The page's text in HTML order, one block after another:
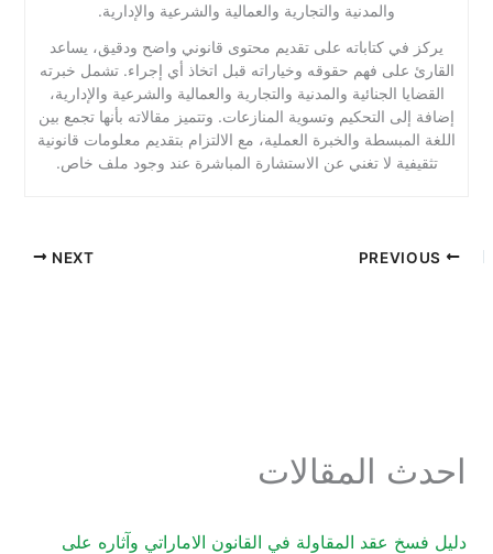
والمدنية والتجارية والعمالية والشرعية والإدارية.
يركز في كتاباته على تقديم محتوى قانوني واضح ودقيق، يساعد
القارئ على فهم حقوقه وخياراته قبل اتخاذ أي إجراء. تشمل خبرته
القضايا الجنائية والمدنية والتجارية والعمالية والشرعية والإدارية،
إضافة إلى التحكيم وتسوية المنازعات. وتتميز مقالاته بأنها تجمع بين
اللغة المبسطة والخبرة العملية، مع الالتزام بتقديم معلومات قانونية
تثقيفية لا تغني عن الاستشارة المباشرة عند وجود ملف خاص.
NEXT
احدث المقالات
دليل فسخ عقد المقاولة في القانون الاماراتي وآثاره على